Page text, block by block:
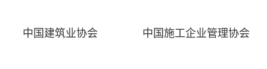
中国建筑业协会 中国施工企业管理协会